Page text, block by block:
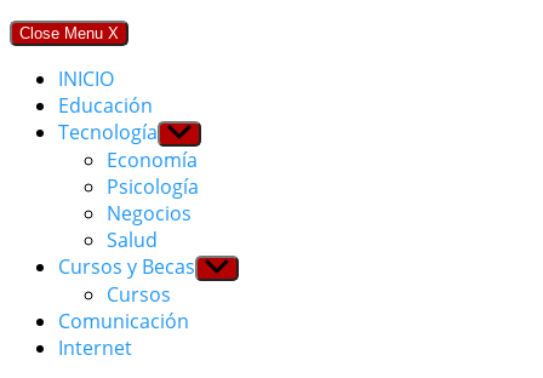
Close Menu X
INICIO
Educación
Tecnología Show
sub
menu
Economía
Psicología
Negocios
Salud
Cursos y Becas Show
sub
Cursos
Comunicación
Internet